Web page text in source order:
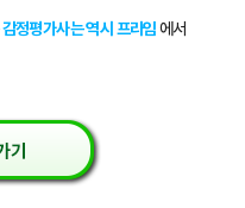
감정평가사는 역시 프라임 에서